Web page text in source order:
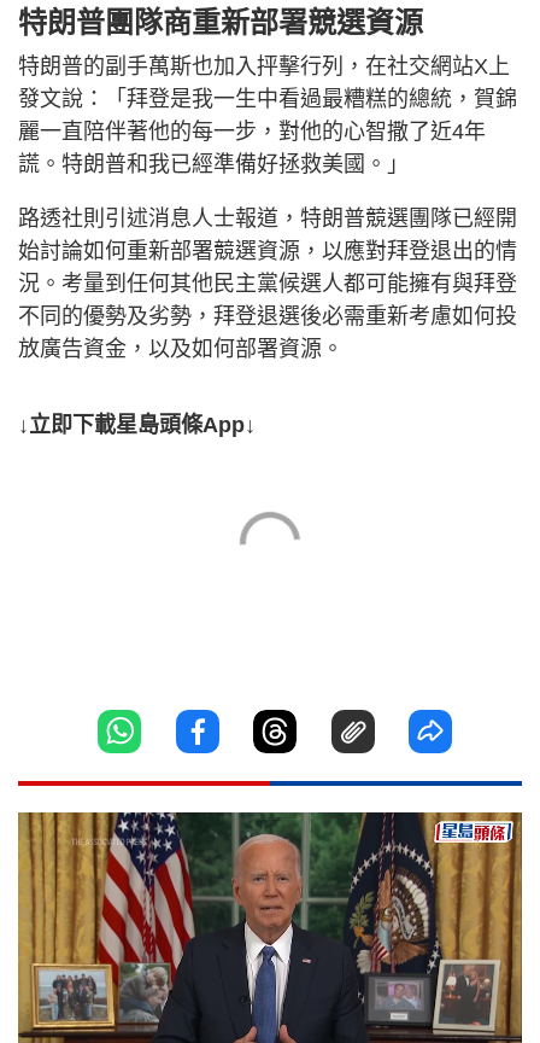
特朗普團隊商重新部署競選資源
特朗普的副手萬斯也加入抨擊行列，在社交網站X上
發文說：「拜登是我一生中看過最糟糕的總統，賀錦
麗一直陪伴著他的每一步，對他的心智撒了近4年
謊。特朗普和我已經準備好拯救美國。」
路透社則引述消息人士報道，特朗普競選團隊已經開
始討論如何重新部署競選資源，以應對拜登退出的情
況。考量到任何其他民主黨候選人都可能擁有與拜登
不同的優勢及劣勢，拜登退選後必需重新考慮如何投
放廣告資金，以及如何部署資源。
↓立即下載星島頭條App↓